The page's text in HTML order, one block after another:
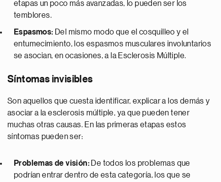
etapas un poco más avanzadas, lo pueden ser los
temblores.
Espasmos: Del mismo modo que el cosquilleo y el
entumecimiento, los espasmos musculares involuntarios
se asocian, en ocasiones, a la Esclerosis Múltiple.
Síntomas invisibles
Son aquellos que cuesta identificar, explicar a los demás y
asociar a la esclerosis múltiple, ya que pueden tener
muchas otras causas. En las primeras etapas estos
síntomas pueden ser:
Problemas de visión: De todos los problemas que
podrían entrar dentro de esta categoría, los que se